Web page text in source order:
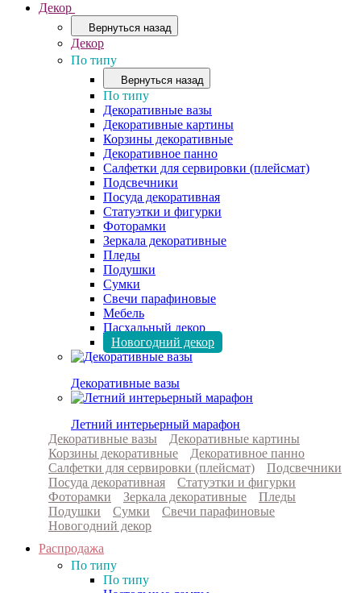
Декор
Вернуться назад
Декор
По типу
Вернуться назад
По типу
Декоративные вазы
Декоративные картины
Корзины декоративные
Декоративное панно
Салфетки для сервировки (плейсмат)
Подсвечники
Посуда декоративная
Статуэтки и фигурки
Фоторамки
Зеркала декоративные
Пледы
Подушки
Сумки
Свечи парафиновые
Мебель
Пасхальный декор
Новогодний декор
Декоративные вазы
Летний интерьерный марафон
Декоративные вазы
Декоративные картины
Корзины декоративные
Декоративное панно
Салфетки для сервировки (плейсмат)
Подсвечники
Посуда декоративная
Статуэтки и фигурки
Фоторамки
Зеркала декоративные
Пледы
Подушки
Сумки
Свечи парафиновые
Новогодний декор
Распродажа
По типу
По типу